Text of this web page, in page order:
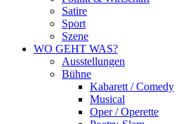
Satire
Sport
Szene
WO GEHT WAS?
Ausstellungen
Bühne
Kabarett / Comedy
Musical
Oper / Operette